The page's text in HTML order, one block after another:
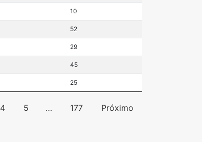
10
52
29
45
25
4 5 … 177 Próximo